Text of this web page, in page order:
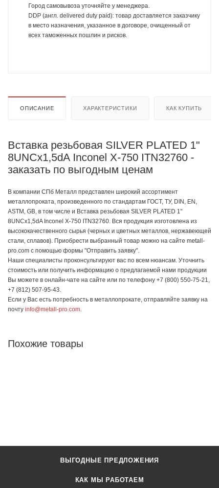
Город самовывоза уточняйте у менеджера.
DDP (англ. delivered duty paid): товар доставляется заказчику
в место назначения, указанное в договоре, очищенный от
всех таможенных пошлин и рисков.
ОПИСАНИЕ ХАРАКТЕРИСТИКИ КАК КУПИТЬ
Вставка резьбовая SILVER PLATED 1"
8UNCx1,5dA Inconel X-750 ITN32760 -
заказать по выгодным ценам
В компании СПб Металл представлен широкий ассортимент
металлопроката, произведенного по стандартам ГОСТ, ТУ, DIN, EN,
ASTM, GB, в том числе и Вставка резьбовая SILVER PLATED 1"
8UNCx1,5dA Inconel X-750 ITN32760. Вся продукция изготовлена из
высококачественного сырья (черных и цветных металлов, нержавеющей
стали, сплавов). Приобрести выбранный товар можно на сайте metall-
pro.com с помощью формы "Отправить заявку".
Наши специалисты проконсультируют вас по всем нюансам. Уточнить
стоимость или получить информацию о предлагаемой нами продукции
Вы можете в онлайн-чате на сайте или по телефону +7 (800) 550-75-21,
+7 (812) 507-95-43.
Если у Вас есть потребность в металлопрокате, отправляйте заявку на
почту info@metall-pro.com
Похожие товары
ВЫГОДНЫЕ ПРЕДЛОЖЕНИЯ
КАК МЫ РАБОТАЕМ